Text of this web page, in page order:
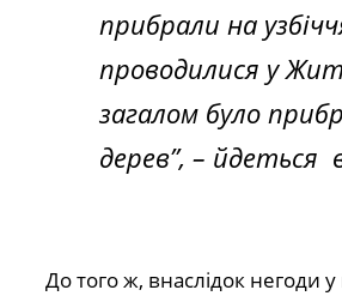
прибрали на
проводилися у
загалом було
дерев”, – йдеться
До того ж, внаслідок негоди